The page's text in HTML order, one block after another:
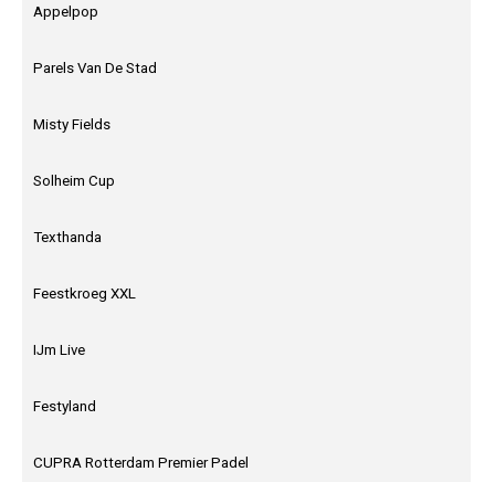
Appelpop
Parels Van De Stad
Misty Fields
Solheim Cup
Texthanda
Feestkroeg XXL
IJm Live
Festyland
CUPRA Rotterdam Premier Padel